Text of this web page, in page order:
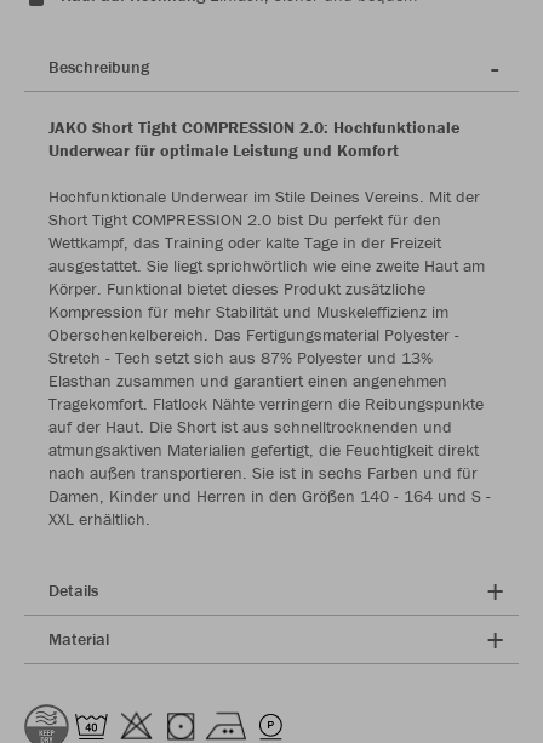
Beschreibung
JAKO Short Tight COMPRESSION 2.0: Hochfunktionale
Underwear für optimale Leistung und Komfort
Hochfunktionale Underwear im Stile Deines Vereins. Mit der
Short Tight COMPRESSION 2.0 bist Du perfekt für den
Wettkampf, das Training oder kalte Tage in der Freizeit
ausgestattet. Sie liegt sprichwörtlich wie eine zweite Haut am
Körper. Funktional bietet dieses Produkt zusätzliche
Kompression für mehr Stabilität und Muskeleffizienz im
Oberschenkelbereich. Das Fertigungsmaterial Polyester -
Stretch - Tech setzt sich aus 87% Polyester und 13%
Elasthan zusammen und garantiert einen angenehmen
Tragekomfort. Flatlock Nähte verringern die Reibungspunkte
auf der Haut. Die Short ist aus schnelltrocknenden und
atmungsaktiven Materialien gefertigt, die Feuchtigkeit direkt
nach außen transportieren. Sie ist in sechs Farben und für
Damen, Kinder und Herren in den Größen 140 - 164 und S -
XXL erhältlich.
Details
Material